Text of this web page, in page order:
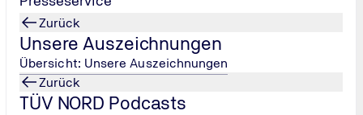
Zurück
Unsere Auszeichnungen
Übersicht: Unsere Auszeichnungen
Zurück
TÜV NORD Podcasts